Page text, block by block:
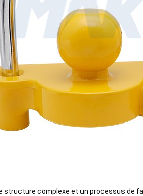
structure complexe et un processus de